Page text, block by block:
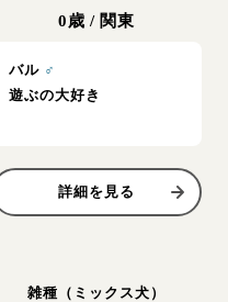
0歳 / 関東
バル ♂
遊ぶの大好き
詳細を見る
雑種（ミックス犬）